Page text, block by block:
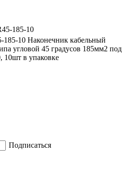
185-10
10 Наконечник кабельный
угловой 45 градусов 185мм2 под
10шт в упаковке
Подписаться